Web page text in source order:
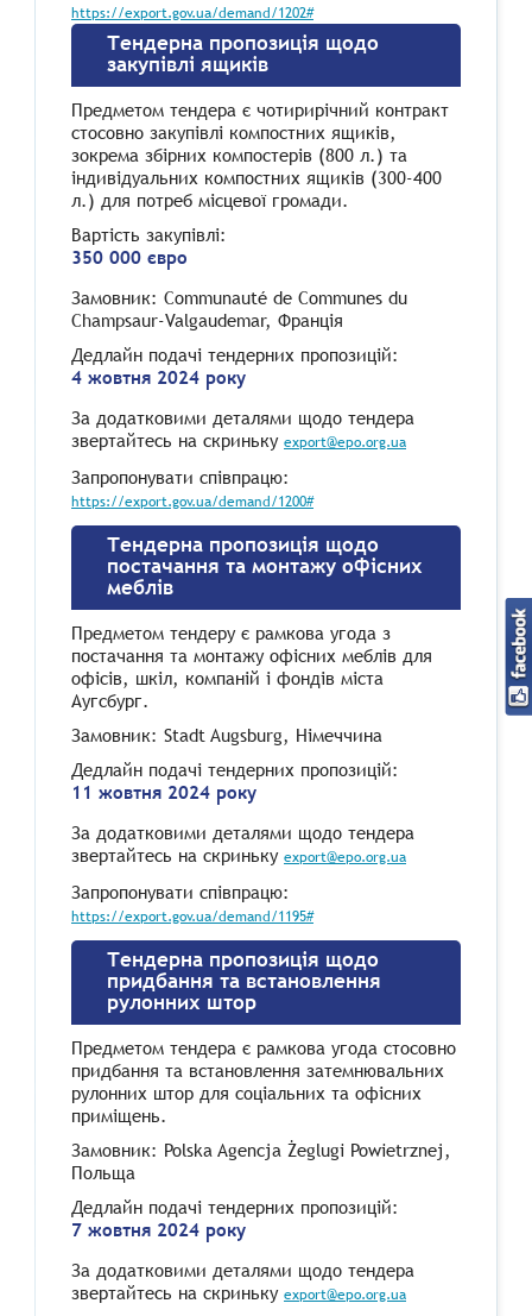
https://export.gov.ua/demand/1202#
Тендерна пропозиція щодо
закупівлі ящиків
Предметом тендера є чотирирічний контракт
стосовно закупівлі компостних ящиків,
зокрема збірних компостерів (800 л.) та
індивідуальних компостних ящиків (300-400
л.) для потреб місцевої громади.
Вартість закупівлі:
350 000 євро
Замовник: Communauté de Communes du
Champsaur-Valgaudemar, Франція
Дедлайн подачі тендерних пропозицій:
4 жовтня 2024 року
За додатковими деталями щодо тендера
звертайтесь на скриньку export@epo.org.ua
Запропонувати співпрацю:
https://export.gov.ua/demand/1200#
Тендерна пропозиція щодо
постачання та монтажу офісних
меблів
Предметом тендеру є рамкова угода з
постачання та монтажу офісних меблів для
офісів, шкіл, компаній і фондів міста
Аугсбург.
Замовник: Stadt Augsburg, Німеччина
Дедлайн подачі тендерних пропозицій:
11 жовтня 2024 року
За додатковими деталями щодо тендера
звертайтесь на скриньку export@epo.org.ua
Запропонувати співпрацю:
https://export.gov.ua/demand/1195#
Тендерна пропозиція щодо
придбання та встановлення
рулонних штор
Предметом тендера є рамкова угода стосовно
придбання та встановлення затемнювальних
рулонних штор для соціальних та офісних
приміщень.
Замовник: Polska Agencja Żeglugi Powietrznej,
Польща
Дедлайн подачі тендерних пропозицій:
7 жовтня 2024 року
За додатковими деталями щодо тендера
звертайтесь на скриньку export@epo.org.ua